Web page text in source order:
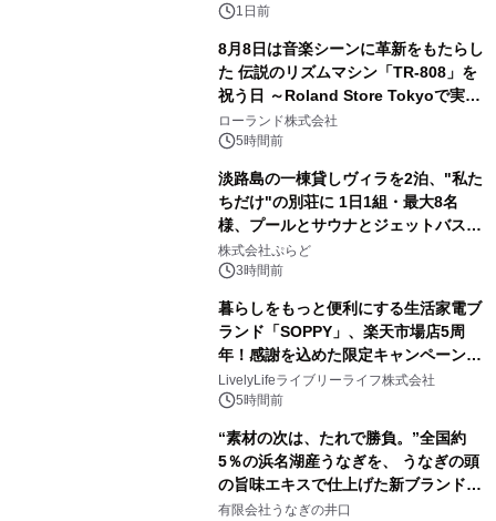
ボグッズも発売決定！
1日前
8月8日は音楽シーンに革新をもたらし
た 伝説のリズムマシン「TR-808」を
祝う日 ～Roland Store Tokyoで実機
を展示しての 記念キャンペーンを開
催 英国ラジオ「NTS」の 特別プログ
アーティストを フィーチャーしたアニ
メーションを公開～
ローランド株式会社
5時間前
淡路島の一棟貸しヴィラを2泊、"私た
ちだけ"の別荘に 1日1組・最大8名
様、プールとサウナとジェットバス付
きで Villa Mon Temps AWAJIの連泊
素泊りプラン
株式会社ぷらど
3時間前
暮らしをもっと便利にする生活家電ブ
ランド「SOPPY」、楽天市場店5周
年！感謝を込めた限定キャンペーンを
8月10日より開催
LivelyLifeライブリーライフ株式会社
5時間前
“素材の次は、たれで勝負。”全国約
5％の浜名湖産うなぎを、 うなぎの頭
の旨味エキスで仕上げた新ブランド
「井口の誉」誕生
有限会社うなぎの井口